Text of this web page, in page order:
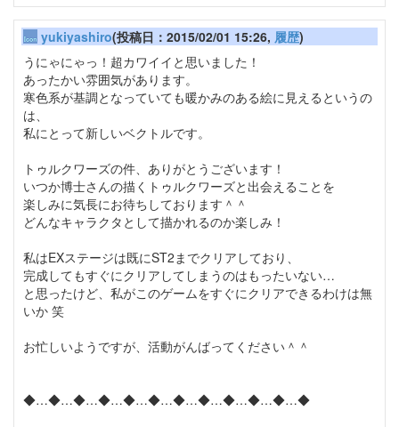
yukiyashiro(投稿日：2015/02/01 15:26, 履歴)
うにゃにゃっ！超カワイイと思いました！
あったかい雰囲気があります。
寒色系が基調となっていても暖かみのある絵に見えるというの
は、
私にとって新しいベクトルです。
トゥルクワーズの件、ありがとうございます！
いつか博士さんの描くトゥルクワーズと出会えることを
楽しみに気長にお待ちしております＾＾
どんなキャラクタとして描かれるのか楽しみ！
私はEXステージは既にST2までクリアしており、
完成してもすぐにクリアしてしまうのはもったいない…
と思ったけど、私がこのゲームをすぐにクリアできるわけは無
いか 笑
お忙しいようですが、活動がんばってください＾＾
◆…◆…◆…◆…◆…◆…◆…◆…◆…◆…◆…◆